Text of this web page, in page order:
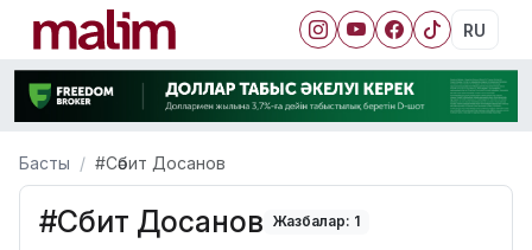
RU
Басты #Сәбит Досанов
#Сәбит Досанов Жазбалар: 1